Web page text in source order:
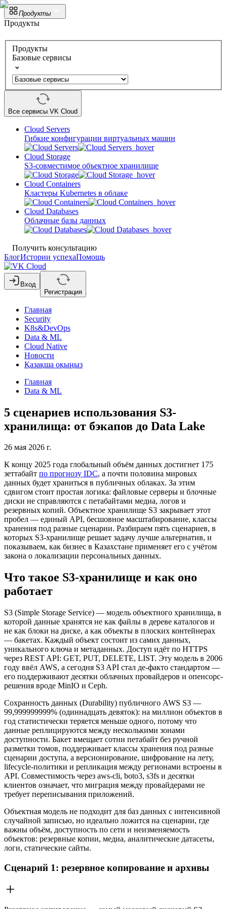
Продукты
Продукты
Продукты
Базовые сервисы
Все сервисы VK Cloud
Cloud Servers
Гибкие конфигурации виртуальных машин
Cloud Storage
S3-совместимое объектное хранилище
Cloud Containers
Кластеры Kubernetes в облаке
Cloud Databases
Облачные базы данных
Получить консультацию
БлогИстории успехаПомощь
Вход
Регистрация
Главная
Security
K8s&DevOps
Data & ML
Cloud Native
Новости
Қазақша оқыңыз
Главная
Data & ML
5 сценариев использования S3-
хранилища: от бэкапов до Data Lake
26 мая 2026 г.
К концу 2025 года глобальный объём данных достигнет 175
зеттабайт по прогнозу IDC, а почти половина мировых
данных будет храниться в публичных облаках. За этим
сдвигом стоит простая логика: файловые серверы и блочные
диски не справляются с петабайтами медиа, логов и
резервных копий. Объектное хранилище S3 закрывает этот
пробел — единый API, бесшовное масштабирование, классы
хранения под разные сценарии. Разбираем пять сценариев, в
которых S3-хранилище решает задачу лучше альтернатив, и
показываем, как бизнес в Казахстане применяет его с учётом
закона о локализации персональных данных.
Что такое S3-хранилище и как оно
работает
S3 (Simple Storage Service) — модель объектного хранилища, в
которой данные хранятся не как файлы в дереве каталогов и
не как блоки на диске, а как объекты в плоских контейнерах
— бакетах. Каждый объект состоит из самих данных,
уникального ключа и метаданных. Доступ идёт по HTTPS
через REST API: GET, PUT, DELETE, LIST. Эту модель в 2006
году ввёл AWS, а сегодня S3 API стал де-факто стандартом —
его поддерживают десятки облачных провайдеров и опенсорс-
решения вроде MinIO и Ceph.
Сохранность данных (Durability) публичного AWS S3 —
99,999999999% (одиннадцать девяток): на миллион объектов в
год статистически теряется меньше одного, потому что
данные реплицируются между несколькими зонами
доступности. Бакет вмещает сотни петабайт без ручной
разметки томов, поддерживает классы хранения под разные
сценарии доступа, а версионирование, шифрование на лету,
lifecycle-политики и репликация между регионами встроены в
API. Совместимость через aws-cli, boto3, s3fs и десятки
клиентов означает, что миграция между провайдерами не
требует переписывания приложений.
Объектная модель не подходит для баз данных с интенсивной
случайной записью, но идеально ложится на сценарии, где
важны объём, доступность по сети и неизменяемость
объектов: резервные копии, медиа, аналитические датасеты,
логи, статические сайты.
Сценарий 1: резервное копирование и архивы